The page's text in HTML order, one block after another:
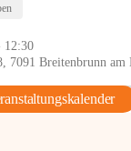
12:30